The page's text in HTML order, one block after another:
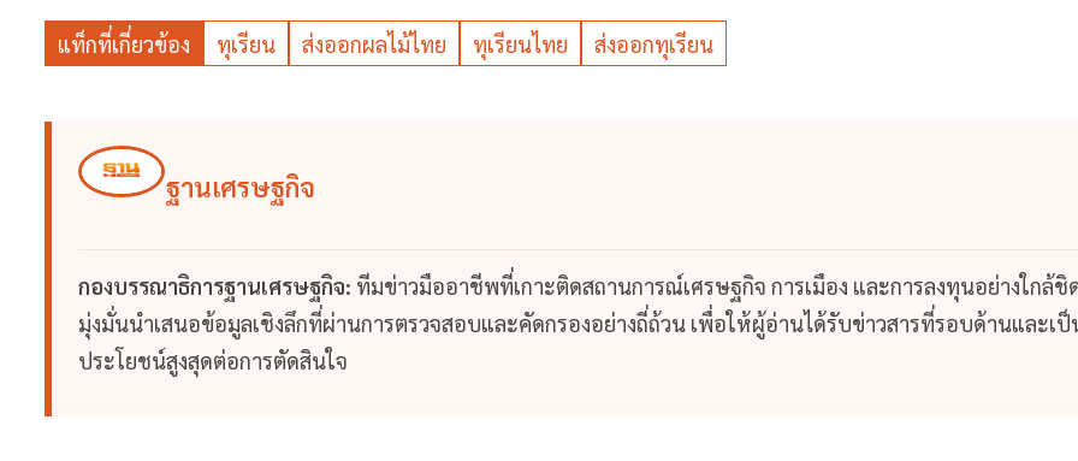
แท็กที่เกี่ยวข้อง ทุเรียน ส่งออกผลไม้ไทย ทุเรียนไทย ส่งออกทุเรียน
ฐานเศรษฐกิจ
กองบรรณาธิการฐานเศรษฐกิจ: ทีมข่าวมืออาชีพที่เกาะติดสถานการณ์เศรษฐกิจ การเมือง และการลงทุนอย่างใกล้ชิ
มุ่งมั่นนำเสนอข้อมูลเชิงลึกที่ผ่านการตรวจสอบและคัดกรองอย่างถี่ถ้วน เพื่อให้ผู้อ่านได้รับข่าวสารที่รอบด้านและเป็
ประโยชน์สูงสุดต่อการตัดสินใจ